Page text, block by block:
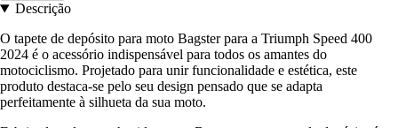
Descrição
O tapete de depósito para moto Bagster para a Triumph Speed 400
2024 é o acessório indispensável para todos os amantes do
motociclismo. Projetado para unir funcionalidade e estética, este
produto destaca-se pelo seu design pensado que se adapta
perfeitamente à silhueta da sua moto.